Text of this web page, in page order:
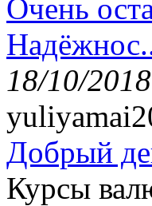
Очень
18/10/2018
Добрый
Курсы